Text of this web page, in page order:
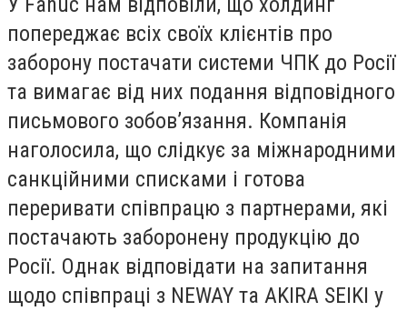
попереджає всіх своїх клієнтів про
заборону постачати системи ЧПК до Росії
та вимагає від них подання відповідного
письмового зобов’язання. Компанія
наголосила, що слідкує за міжнародними
санкційними списками і готова
переривати співпрацю з партнерами, які
постачають заборонену продукцію до
Росії. Однак відповідати на запитання
щодо співпраці з NEWAY та AKIRA SEIKI у